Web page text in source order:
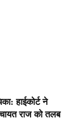
हाईकोर्ट ने
राज को तलब